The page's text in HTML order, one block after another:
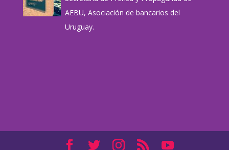
AEBU, Asociación de bancarios del
Uruguay.